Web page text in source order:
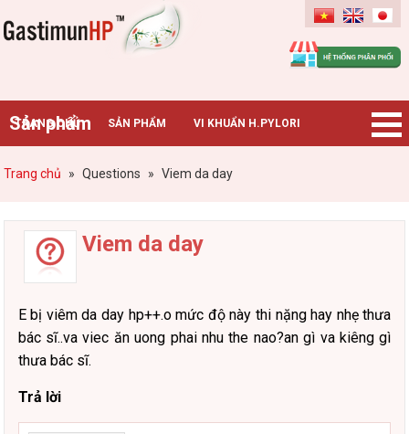
Gastimunhp
Sản phẩm
TRANG CHỦ SẢN PHẨM VI KHUẨN H.PYLORI
BỆNH DẠ DÀY TIN TỨC – SỰ KIỆN
Trang chủ » Questions » Viem da day
Viem da day
E bị viêm da day hp++.o mức độ này thi nặng hay nhẹ thưa
bác sĩ..va viec ăn uong phai nhu the nao?an gì va kiêng gì
thưa bác sĩ.
Trả lời